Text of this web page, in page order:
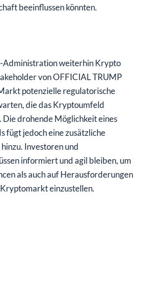
beeinflussen könnten.
Administration weiterhin Krypto
von OFFICIAL TRUMP
potenzielle regulatorische
die das Kryptoumfeld
Die drohende Möglichkeit eines
fügt jedoch eine zusätzliche
Investoren und
informiert und agil bleiben, um
als auch auf Herausforderungen
einzustellen.